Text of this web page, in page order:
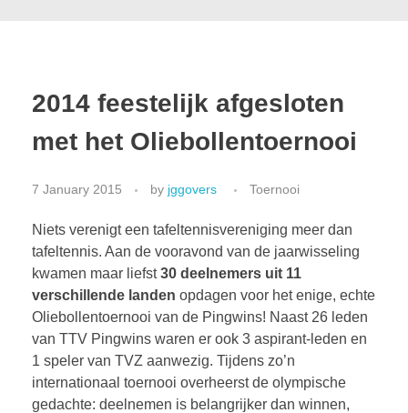
2014 feestelijk afgesloten
met het Oliebollentoernooi
7 January 2015 by jggovers Toernooi
Niets verenigt een tafeltennisvereniging meer dan
tafeltennis. Aan de vooravond van de jaarwisseling
kwamen maar liefst30 deelnemers uit 11
verschillende landen opdagen voor het enige, echte
Oliebollentoernooi van de Pingwins! Naast 26 leden
van TTV Pingwins waren er ook 3 aspirant-leden en
1 speler van TVZ aanwezig. Tijdens zo’n
internationaal toernooi overheerst de olympische
gedachte: deelnemen is belangrijker dan winnen,